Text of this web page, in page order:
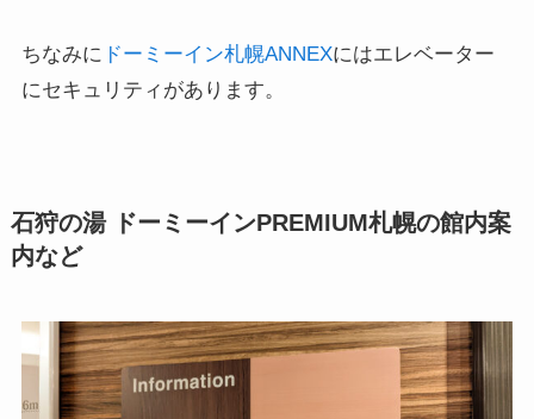
ちなみに ドーミーイン札幌ANNEXにはエレベーター
にセキュリティがあります。
石狩の湯 ドーミーインPREMIUM札幌の館内案
内など